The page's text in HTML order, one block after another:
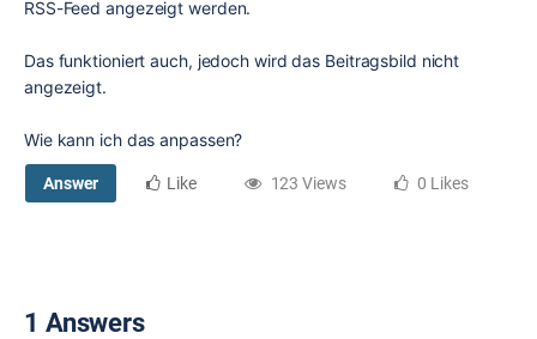
RSS-Feed angezeigt werden.
Das funktioniert auch, jedoch wird das Beitragsbild nicht
angezeigt.
Wie kann ich das anpassen?
Answer Like 123 Views 0 Likes
1 Answers